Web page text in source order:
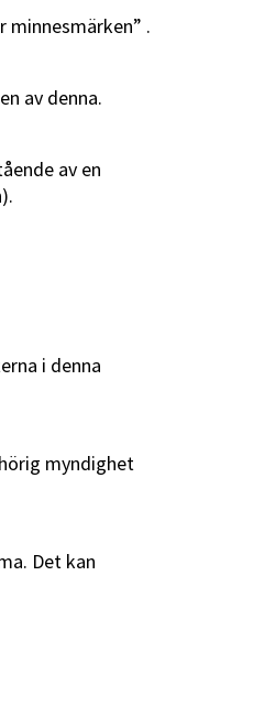
.
av denna.
av en
i denna
myndighet
Det kan